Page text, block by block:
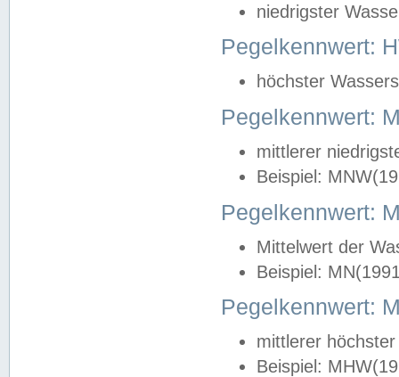
niedrigster
Pegelkennwert:
höchster
Pegelkennwert:
mittlerer
Beispiel:
Pegelkennwert:
Mittelwert der
Beispiel:
Pegelkennwert:
mittlerer
Beispiel: